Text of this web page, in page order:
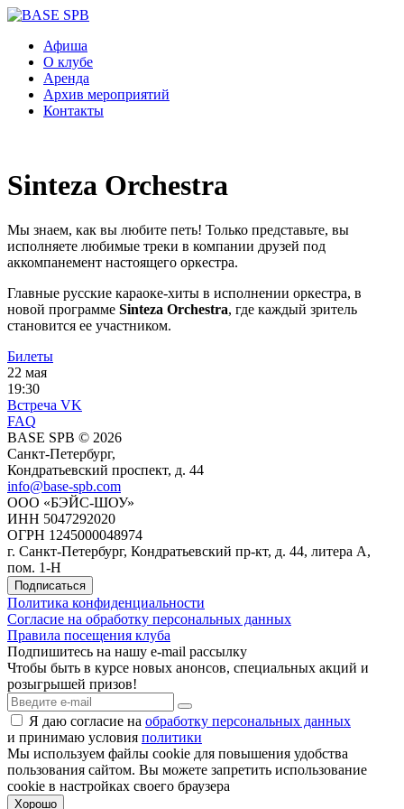
Афиша
О клубе
Аренда
Архив мероприятий
Контакты
Sinteza Orchestra
Мы знаем, как вы любите петь! Только представьте, вы
исполняете любимые треки в компании друзей под
аккомпанемент настоящего оркестра.
Главные русские караоке-хиты в исполнении оркестра, в
новой программе Sinteza Orchestra, где каждый зритель
становится ее участником.
Билеты
22 мая
19:30
Встреча VK
FAQ
BASE SPB © 2026
Санкт-Петербург,
Кондратьевский проспект, д. 44
info@base-spb.com
ООО «БЭЙС-ШОУ»
ИНН 5047292020
ОГРН 1245000048974
г. Санкт-Петербург, Кондратьевский пр-кт, д. 44, литера А,
пом. 1-Н
Подписаться
Политика конфиденциальности
Согласие на обработку персональных данных
Правила посещения клуба
Подпишитесь на нашу e-mail рассылку
Чтобы быть в курсе новых анонсов, специальных акций и
розыгрышей призов!
Я даю согласие на обработку персональных данных
и принимаю условия политики
Мы используем файлы cookie для повышения удобства
пользования cайтом. Вы можете запретить использование
cookie в настройках своего браузера
Хорошо